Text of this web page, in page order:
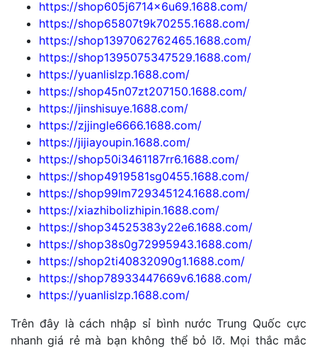
https://shop605j6714x6u69.1688.com/
https://shop65807t9k70255.1688.com/
https://shop1397062762465.1688.com/
https://shop1395075347529.1688.com/
https://yuanlislzp.1688.com/
https://shop45n07zt207150.1688.com/
https://jinshisuye.1688.com/
https://zjjingle6666.1688.com/
https://jijiayoupin.1688.com/
https://shop50i3461187rr6.1688.com/
https://shop4919581sg0455.1688.com/
https://shop99lm729345124.1688.com/
https://xiazhibolizhipin.1688.com/
https://shop34525383y22e6.1688.com/
https://shop38s0g72995943.1688.com/
https://shop2ti40832090g1.1688.com/
https://shop78933447669v6.1688.com/
https://yuanlislzp.1688.com/
Trên đây là cách nhập sỉ bình nước Trung Quốc cực
nhanh giá rẻ mà bạn không thể bỏ lỡ. Mọi thắc mắc